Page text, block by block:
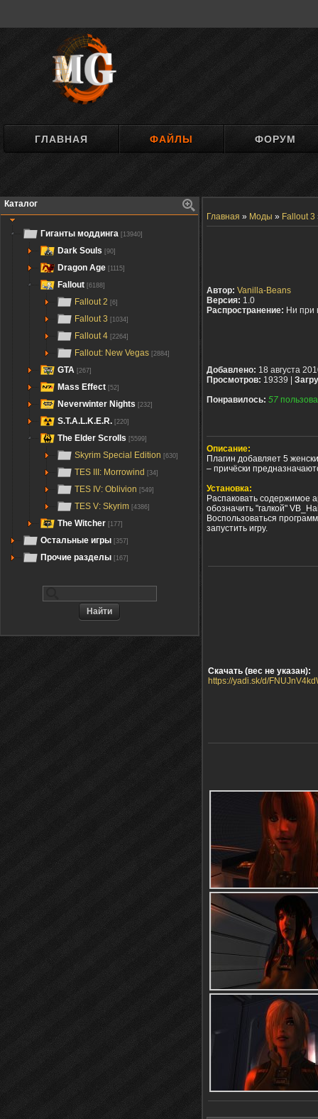
ГЛАВНАЯ ФАЙЛЫ ФОРУМ
Каталог
Гиганты моддинга [13940]
Dark Souls [90]
Dragon Age [1115]
Fallout [6188]
Fallout 2 [6]
Fallout 3 [1034]
Fallout 4 [2264]
Fallout: New Vegas [2884]
GTA [267]
Mass Effect [52]
Neverwinter Nights [232]
S.T.A.L.K.E.R. [220]
The Elder Scrolls [5599]
Skyrim Special Edition [630]
TES III: Morrowind [34]
TES IV: Oblivion [549]
TES V: Skyrim [4386]
The Witcher [177]
Остальные игры [357]
Прочие разделы [167]
Главная » Моды » Fallout 3
Автор: Vanilla-Beans
Версия: 1.0
Распространение: Ни при
Добавлено: 18 августа
Просмотров: 19339 |
Понравилось: 57
Описание:
Плагин добавляет 5
– причёски
Установка:
Распаковать содержимое
обозначить "галкой"
Воспользоваться
запустить игру.
Скачать (вес не указан):
https://yadi.sk/d/